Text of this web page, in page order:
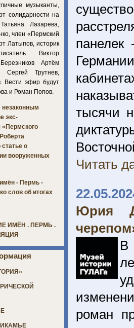
тысячи
Читать
Юрия
В
роман
музыканты,
солидарности на
Лазарева,
член «Пермский
Латыпов, историк
Виктор
Артём
Сергей Трутнев,
Вести эфир будут
и Роман Попов.
незаконным
экс-
«Пермского
о
вооруженных
- Пермь -
слов об итогах
ИМЁН . ПЕРМЬ .